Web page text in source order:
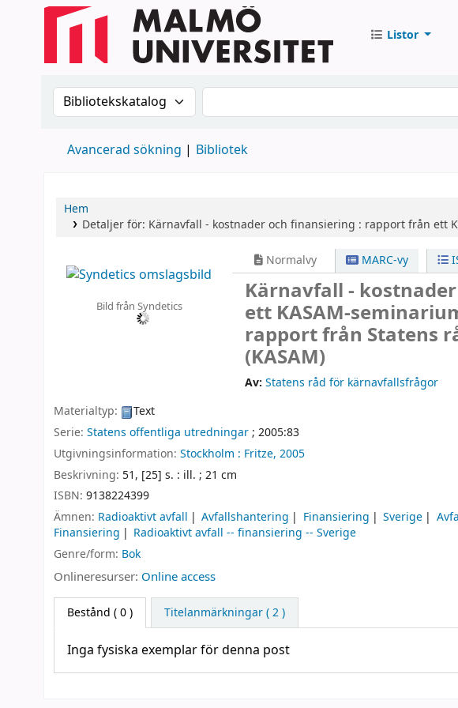
Listor
Sök i katalogen efter:Sök i katalogen
Avancerad sökning Bibliotek
Hem
Detaljer för: Kärnavfall - kostnader och finansiering : rapport från ett
Bild från Syndetics
Normalvy MARC-vy
Kärnavfall -
ett KASAM-
rapport från Statens
(KASAM)
Av: Statens råd för kärnavfallsfrågor
Materialtyp:
Text
Serie: Statens offentliga utredningar; 2005:83
Utgivningsinformation: Stockholm : Fritze, 2005
Beskrivning: 51, [25] s. : ill. ; 21 cm
ISBN: 9138224399
Ämnen: Radioaktivt avfall Avfallshantering Finansiering Sverige
Finansiering
Radioaktivt avfall -- finansiering -- Sverige
Genre/form: Bok
Onlineresurser: Online access
Bestånd ( 0 ) Titelanmärkningar ( 2 )
Inga fysiska exemplar för denna post